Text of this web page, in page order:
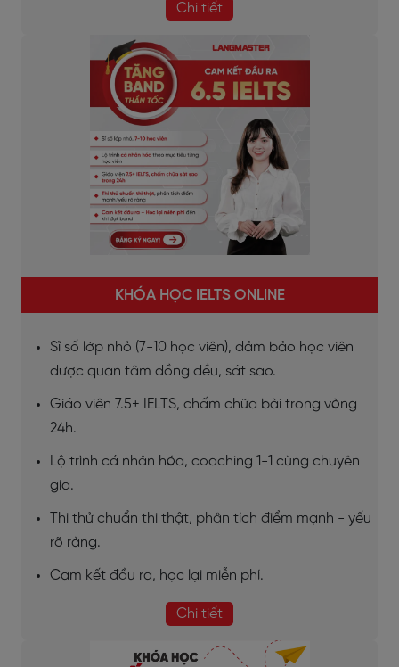
Chi tiết
KHÓA HỌC IELTS ONLINE
Sĩ số lớp nhỏ (7-10 học viên), đảm bảo học viên
được quan tâm đồng đều, sát sao.
Giáo viên 7.5+ IELTS, chấm chữa bài trong vòng
24h.
Lộ trình cá nhân hóa, coaching 1-1 cùng chuyên
gia.
Thi thử chuẩn thi thật, phân tích điểm mạnh - yếu
rõ ràng.
Cam kết đầu ra, học lại miễn phí.
Chi tiết